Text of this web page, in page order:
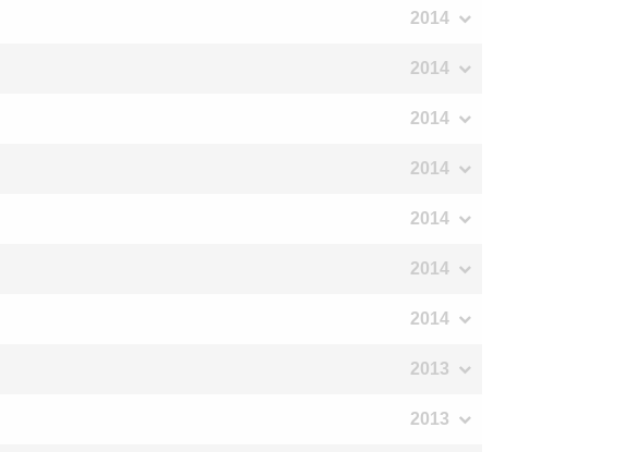
2014
2014
2014
2014
2014
2014
2014
2013
2013